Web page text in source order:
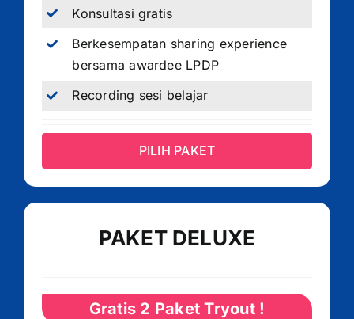
Konsultasi gratis
Berkesempatan sharing experience
bersama awardee LPDP
Recording sesi belajar
PILIH PAKET
PAKET DELUXE
Gratis 2 Paket Tryout !